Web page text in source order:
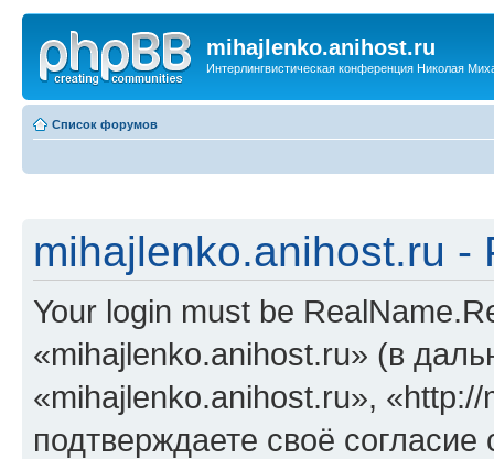
mihajlenko.anihost.ru
Интерлингвистическая конференция Николая
Список форумов
mihajlenko.anihost.ru -
Your login must be
«mihajlenko.anihost.ru» (в
«mihajlenko.anihost.ru»,
подтверждаете своё